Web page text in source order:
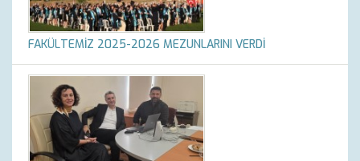
FAKÜLTEMİZ 2025-2026 MEZUNLARINI VERDİ